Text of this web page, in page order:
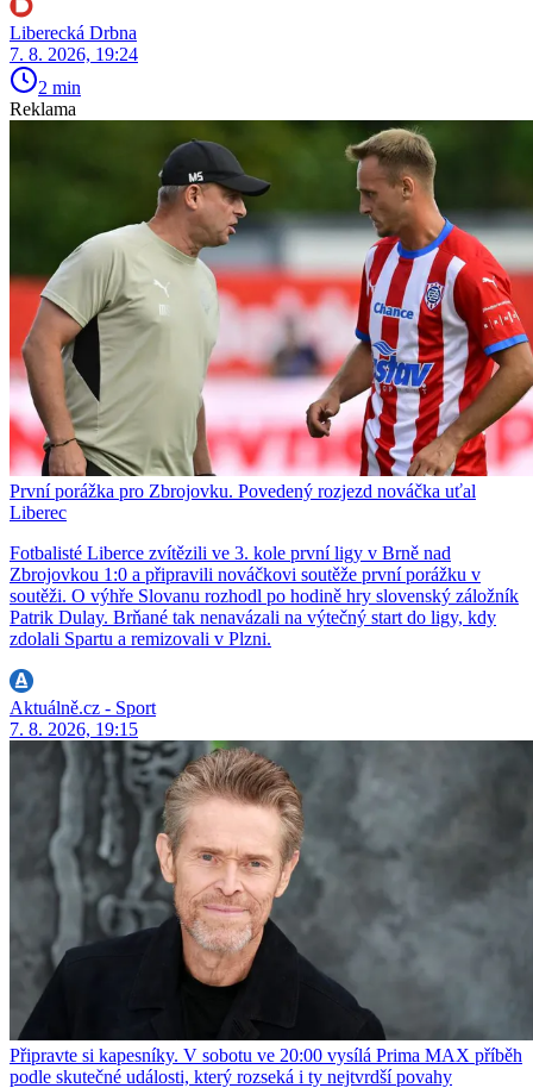
Liberecká Drbna
7. 8. 2026, 19:24
2 min
Reklama
První porážka pro Zbrojovku. Povedený rozjezd nováčka uťal
Liberec
Fotbalisté Liberce zvítězili ve 3. kole první ligy v Brně nad
Zbrojovkou 1:0 a připravili nováčkovi soutěže první porážku v
soutěži. O výhře Slovanu rozhodl po hodině hry slovenský záložník
Patrik Dulay. Brňané tak nenavázali na výtečný start do ligy, kdy
zdolali Spartu a remizovali v Plzni.
Aktuálně.cz - Sport
7. 8. 2026, 19:15
Připravte si kapesníky. V sobotu ve 20:00 vysílá Prima MAX příběh
podle skutečné události, který rozseká i ty nejtvrdší povahy